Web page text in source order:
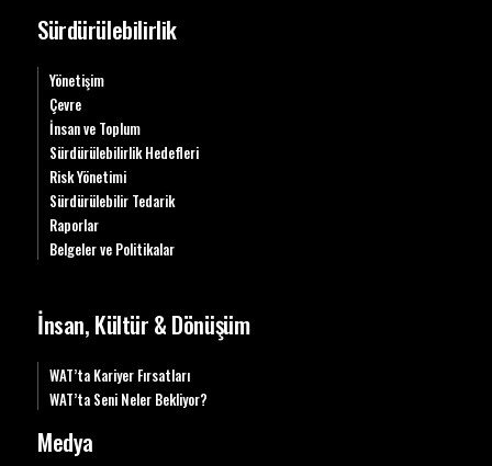
Sürdürülebilirlik
Yönetişim
Çevre
İnsan ve Toplum
Sürdürülebilirlik Hedefleri
Risk Yönetimi
Sürdürülebilir Tedarik
Raporlar
Belgeler ve Politikalar
İnsan, Kültür & Dönüşüm
WAT’ta Kariyer Fırsatları
WAT’ta Seni Neler Bekliyor?
Medya